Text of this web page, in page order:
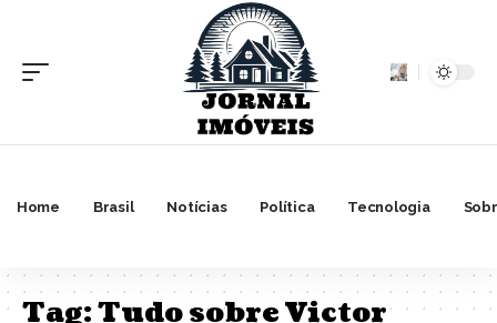
Home Brasil Notícias Política Tecnologia
Tag:Tudo sobre Victor